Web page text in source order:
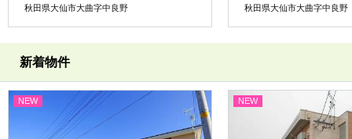
秋田県大仙市大曲字中良野
秋田県大仙市大曲字中良野
新着物件
NEW NEW